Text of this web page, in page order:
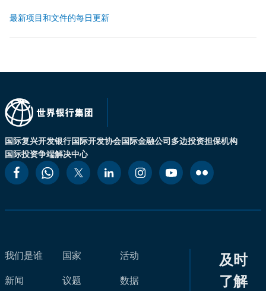
最新项目和文件的每日更新
国际复兴开发银行国际开发协会国际金融公司多边投资担保机构
国际投资争端解决中心
我们是谁
新闻
国家
议题
活动
数据
及时
了解